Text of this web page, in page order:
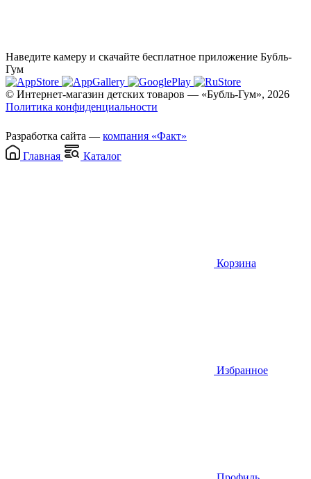
Наведите камеру и скачайте бесплатное приложение Бубль-
Гум
© Интернет-магазин детских товаров — «Бубль-Гум», 2026
Политика конфиденциальности
Разработка сайта — компания «Факт»
Главная
Каталог
Корзина
Избранное